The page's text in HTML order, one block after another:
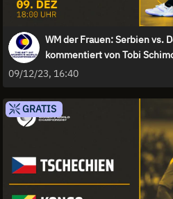
WM der Frauen: Serbien vs.
kommentiert von Tobi
09/12/23, 16:40
GRATIS